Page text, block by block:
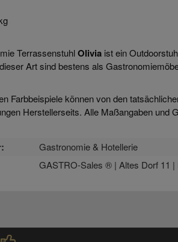
TerrassenstuhlOlivia ist ein
Art sind bestens als
Farbbeispiele können von den
Herstellerseits. Alle Maßangaben und
Gastronomie & Hotellerie
GASTRO-Sales ® | Altes Dorf 11 |